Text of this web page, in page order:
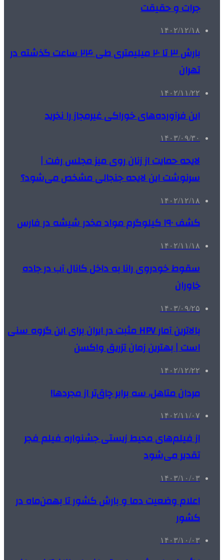
جرات و حقیقت
۱۴۰۲/۱۲/۱۸
بارش ۳ تا ۲۰ میلیمتری طی ۲۴ ساعت گذشته در
تهران
۱۴۰۲/۱۱/۲۲
این فرآورده‌های خوراکی غیرمجاز را نخرید
۱۴۰۳/۰۹/۳۰
لایحه حمایت از زنان روی میز مجلس رفت |
سرنوشت این لایحه جنجالی مشخص می‌شود؟
۱۴۰۲/۱۲/۱۸
کشف ۱۹۰ کیلوگرم مواد مخدر شیشه در فارس
۱۴۰۲/۱۱/۱۸
سقوط خودروی رانا به داخل کانال آب در جاده
خاوران
۱۴۰۳/۰۹/۲۵
بالاترین آمار HPV مثبت در ایران برای این گروه سنی
است | بهترین زمان تزریق واکسن
۱۴۰۲/۱۲/۲۲
مردان متاهل، سه برابر چاق‌تر از مجردها!
۱۴۰۲/۱۱/۰۷
از فیلم‌های محیط زیستی جشنواره فیلم فجر
تقدیر می‌شود
۱۴۰۳/۱۰/۰۳
اعلام وضعیت دما و بارش کشور تا بهمن‌ماه در
کشور
۱۴۰۳/۱۰/۰۳